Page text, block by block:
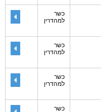
כשר
למהדרין
כשר
למהדרין
כשר
למהדרין
כשר